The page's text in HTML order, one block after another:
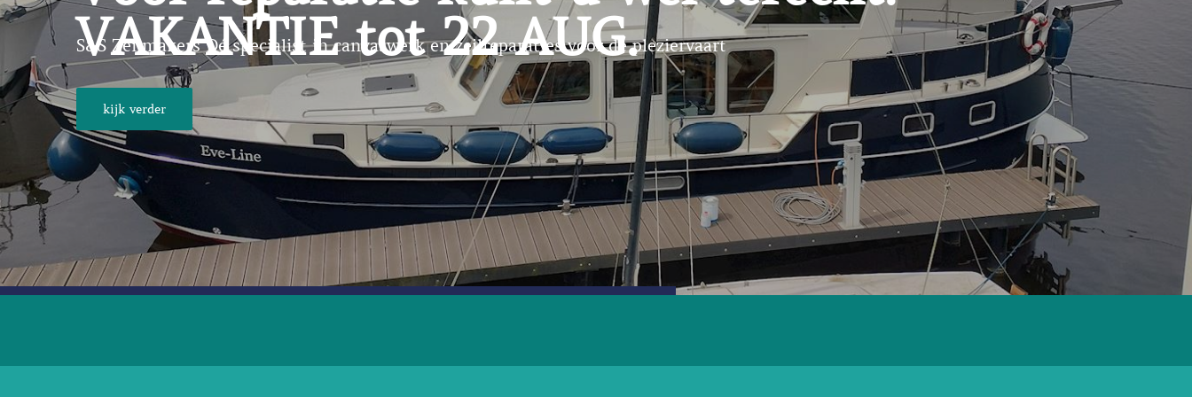
VAKANTIE tot 22 AUG.
S&S Zeilmakers Dé specialist in canvaswerk en zeilreparaties voor de pleziervaart
kijk verder